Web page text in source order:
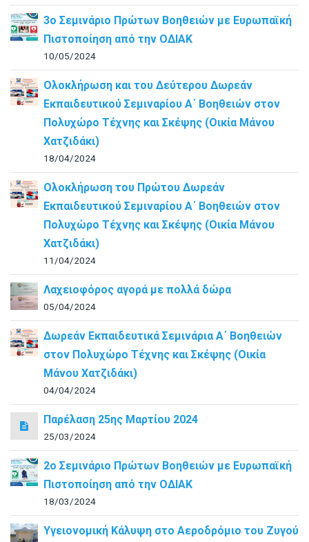
3ο Σεμινάριο Πρώτων Βοηθειών με Ευρωπαϊκή
Πιστοποίηση από την ΟΔΙΑΚ
10/05/2024
Ολοκλήρωση και του Δεύτερου Δωρεάν
Εκπαιδευτικού Σεμιναρίου Α΄ Βοηθειών στον
Πολυχώρο Τέχνης και Σκέψης (Οικία Μάνου
Χατζιδάκι)
18/04/2024
Ολοκλήρωση του Πρώτου Δωρεάν
Εκπαιδευτικού Σεμιναρίου Α΄ Βοηθειών στον
Πολυχώρο Τέχνης και Σκέψης (Οικία Μάνου
Χατζιδάκι)
11/04/2024
Λαχειοφόρος αγορά με πολλά δώρα
05/04/2024
Δωρεάν Εκπαιδευτικά Σεμινάρια Α΄ Βοηθειών
στον Πολυχώρο Τέχνης και Σκέψης (Οικία
Μάνου Χατζιδάκι)
04/04/2024
Παρέλαση 25ης Μαρτίου 2024
25/03/2024
2ο Σεμινάριο Πρώτων Βοηθειών με Ευρωπαϊκή
Πιστοποίηση από την ΟΔΙΑΚ
18/03/2024
Υγειονομική Κάλυψη στο Αεροδρόμιο του Ζυγού